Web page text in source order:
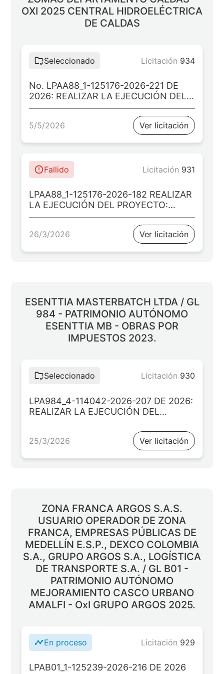
OXI 2025 CENTRAL HIDROELÉCTRICA
DE CALDAS
Seleccionado Licitación 934
No. LPAA88_1-125176-2026-221 DE
2026: REALIZAR LA EJECUCIÓN DEL
PROYECTO: FORTALECIMIENTO DEL
DESEMPEÑO TÉCNICO-MUSICAL DE
LAS BANDAS SINFÓNICAS
ESTUDIANTILES A TRAVÉS DE LA
MUSICALES EN LAS INSTITUCIONES
EDUCATIVAS OFICIALES EN LOS
MUNICIPIOS ZOMAC DEL
DEPARTAMENTO DE CALDAS
20240214000235.
5/5/2026 Ver licitación
Fallido Licitación 931
LPAA88_1-125176-2026-182 REALIZAR
LA EJECUCIÓN DEL PROYECTO:
FORTALECIMIENTO DEL DESEMPEÑO
TÉCNICO-MUSICAL DE LAS BANDAS
SINFÓNICAS ESTUDIANTILES A
TRAVÉS DE LA DOTACIÓN DE
CALDAS
26/3/2026 Ver licitación
ESENTTIA MASTERBATCH LTDA / GL
984 - PATRIMONIO AUTÓNOMO
ESENTTIA MB - OBRAS POR
IMPUESTOS 2023.
Seleccionado Licitación 930
LPA984_4-114042-2026-207 DE 2026:
REALIZAR LA EJECUCIÓN DEL
PROYECTO: “DOTACIÓN DE
MOBILIARIO MENAJE DE
COMEDORES ESCOLARES EN
INSTITUCIONES EDUCATIVAS DE LOS
25/3/2026 Ver licitación
ZONA FRANCA ARGOS S.A.S.
USUARIO OPERADOR DE ZONA
FRANCA, EMPRESAS PÚBLICAS DE
MEDELLÍN E.S.P., DEXCO COLOMBIA
S.A., GRUPO ARGOS S.A., LOGÍSTICA
DE TRANSPORTE S.A. / GL B01 -
PATRIMONIO AUTÓNOMO
MEJORAMIENTO CASCO URBANO
AMALFI - OxI GRUPO ARGOS 2025.
En proceso Licitación 929
LPAB01_1-125239-2026-216 DE 2026